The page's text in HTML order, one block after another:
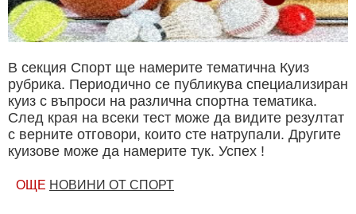
В секция Спорт ще намерите тематична Куиз
рубрика. Периодично се публикува специализиран
куиз с въпроси на различна спортна тематика.
След края на всеки тест може да видите резултат
с верните отговори, които сте натрупали. Другите
куизове може да намерите тук. Успех !
ОЩЕ НОВИНИ ОТ СПОРТ